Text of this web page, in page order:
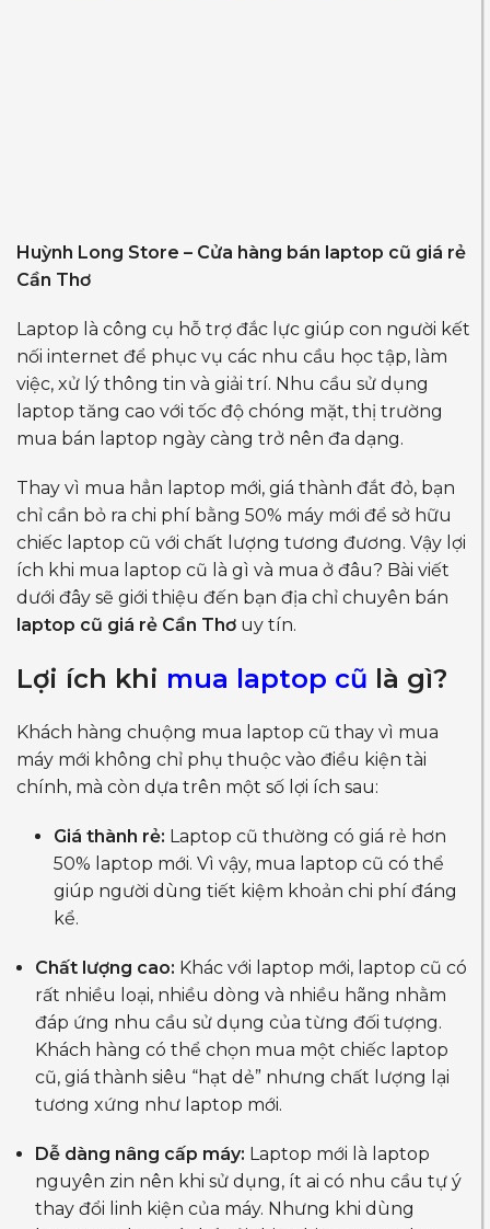
Huỳnh Long Store – Cửa hàng bán laptop cũ giá rẻ
Cần Thơ
Laptop là công cụ hỗ trợ đắc lực giúp con người kết
nối internet để phục vụ các nhu cầu học tập, làm
việc, xử lý thông tin và giải trí. Nhu cầu sử dụng
laptop tăng cao với tốc độ chóng mặt, thị trường
mua bán laptop ngày càng trở nên đa dạng.
Thay vì mua hẳn laptop mới, giá thành đắt đỏ, bạn
chỉ cần bỏ ra chi phí bằng 50% máy mới để sở hữu
chiếc laptop cũ với chất lượng tương đương. Vậy lợi
ích khi mua laptop cũ là gì và mua ở đâu? Bài viết
dưới đây sẽ giới thiệu đến bạn địa chỉ chuyên bán
laptop cũ giá rẻ Cần Thơ uy tín.
Lợi ích khi mua laptop cũ là gì?
Khách hàng chuộng mua laptop cũ thay vì mua
máy mới không chỉ phụ thuộc vào điều kiện tài
chính, mà còn dựa trên một số lợi ích sau:
Giá thành rẻ: Laptop cũ thường có giá rẻ hơn
50% laptop mới. Vì vậy, mua laptop cũ có thể
giúp người dùng tiết kiệm khoản chi phí đáng
kể.
Chất lượng cao: Khác với laptop mới, laptop cũ có
rất nhiều loại, nhiều dòng và nhiều hãng nhằm
đáp ứng nhu cầu sử dụng của từng đối tượng.
Khách hàng có thể chọn mua một chiếc laptop
cũ, giá thành siêu “hạt dẻ” nhưng chất lượng lại
tương xứng như laptop mới.
Dễ dàng nâng cấp máy: Laptop mới là laptop
nguyên zin nên khi sử dụng, ít ai có nhu cầu tự ý
thay đổi linh kiện của máy. Nhưng khi dùng